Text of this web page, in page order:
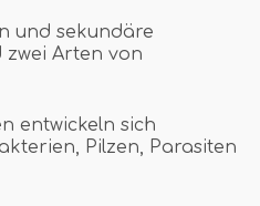
und sekundäre
zwei Arten von
entwickeln sich
Pilzen, Parasiten